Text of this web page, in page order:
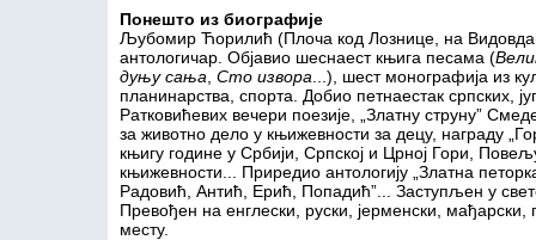
Понешто из биографије
Љубомир Ћорилић (Плоча код Лознице, на
антологичар. Објавио шеснаест књига песама (
дуњу сања Сто извора ...), шест монографија из
планинарства, спорта. Добио петнаестак српских,
Ратковићевих вечери поезије, „Златну струну”
за животно дело у књижевности за децу, награду
књигу године у Србији, Српској и Црној Гори,
књижевности... Приредио антологију „Златна
Радовић, Антић, Ерић, Попадић”... Заступљен у
Превођен на енглески, руски, јерменски,
месту.